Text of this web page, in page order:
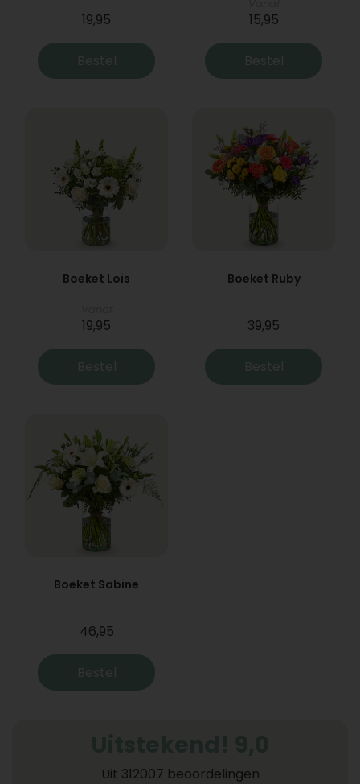
19,95
Bestel
15,95
Bestel
Boeket Lois
19,95
Bestel
Boeket Ruby
39,95
Bestel
Boeket Sabine
46,95
Bestel
Uit 312007 beoordelingen